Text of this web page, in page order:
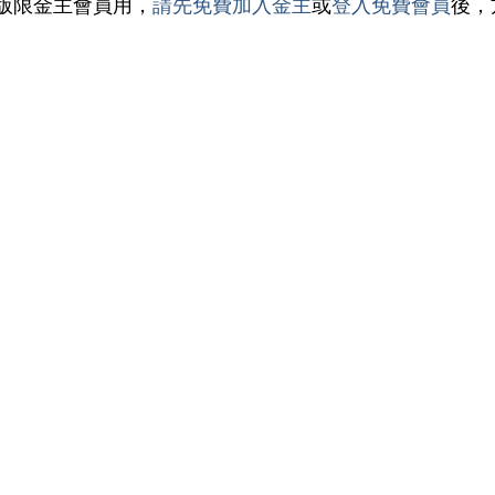
限金主會員用， 請先免費加入金主或登入免費會員後，